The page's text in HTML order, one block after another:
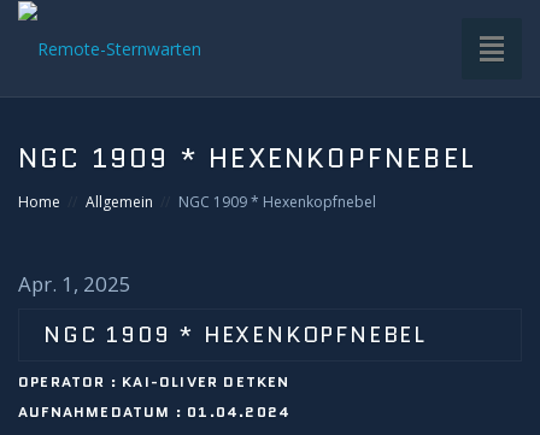
VDS-STERNWARTE
EQUIPMENT
NGC 1909 * HEXENKOPFNEBEL
Home Allgemein NGC 1909 * Hexenkopfnebel
Apr. 1, 2025
NGC 1909 * HEXENKOPFNEBEL
OPERATOR : KAI-OLIVER DETKEN
AUFNAHMEDATUM : 01.04.2024